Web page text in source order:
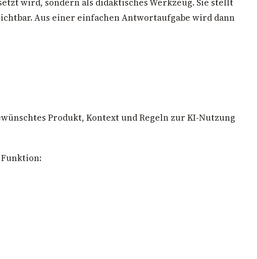
wird, sondern als didaktisches Werkzeug. Sie stellt
Aus einer einfachen Antwortaufgabe wird dann
Produkt, Kontext und Regeln zur KI-Nutzung